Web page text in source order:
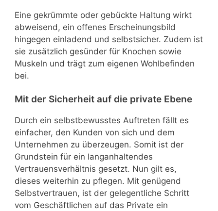
Eine gekrümmte oder gebückte Haltung wirkt
abweisend, ein offenes Erscheinungsbild
hingegen einladend und selbstsicher. Zudem ist
sie zusätzlich gesünder für Knochen sowie
Muskeln und trägt zum eigenen Wohlbefinden
bei.
Mit der Sicherheit auf die private Ebene
Durch ein selbstbewusstes Auftreten fällt es
einfacher, den Kunden von sich und dem
Unternehmen zu überzeugen. Somit ist der
Grundstein für ein langanhaltendes
Vertrauensverhältnis gesetzt. Nun gilt es,
dieses weiterhin zu pflegen. Mit genügend
Selbstvertrauen, ist der gelegentliche Schritt
vom Geschäftlichen auf das Private ein